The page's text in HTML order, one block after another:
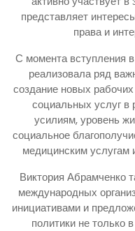
представляет
права и
С момента вступления
реализовала ряд
создание новых
социальных услуг в
усилиям, уровень
социальное
медицинским услугам
Виктория Абрамченко
международных
инициативами и
политики не только